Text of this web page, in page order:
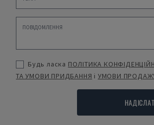
Будь ласка ПОЛІТИКА
ТА УМОВИ ПРИДБАННЯ і УМОВИ